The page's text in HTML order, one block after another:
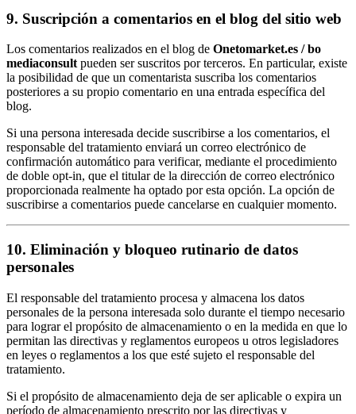
9. Suscripción a comentarios en el blog del sitio web
Los comentarios realizados en el blog de Onetomarket.es / bo
mediaconsultpueden ser suscritos por terceros. En particular, existe
la posibilidad de que un comentarista suscriba los comentarios
posteriores a su propio comentario en una entrada específica del
blog.
Si una persona interesada decide suscribirse a los comentarios, el
responsable del tratamiento enviará un correo electrónico de
confirmación automático para verificar, mediante el procedimiento
de doble opt-in, que el titular de la dirección de correo electrónico
proporcionada realmente ha optado por esta opción. La opción de
suscribirse a comentarios puede cancelarse en cualquier momento.
10. Eliminación y bloqueo rutinario de datos
personales
El responsable del tratamiento procesa y almacena los datos
personales de la persona interesada solo durante el tiempo necesario
para lograr el propósito de almacenamiento o en la medida en que lo
permitan las directivas y reglamentos europeos u otros legisladores
en leyes o reglamentos a los que esté sujeto el responsable del
tratamiento.
Si el propósito de almacenamiento deja de ser aplicable o expira un
período de almacenamiento prescrito por las directivas y